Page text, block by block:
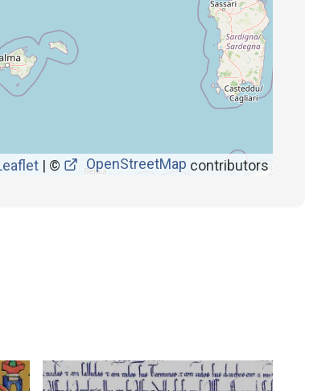
| © OpenStreetMap contributors